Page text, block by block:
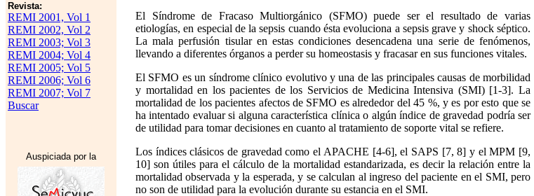
Revista:
REMI 2001, Vol 1
REMI 2002, Vol 2
REMI 2003; Vol 3
REMI 2004; Vol 4
REMI 2005; Vol 5
REMI 2006; Vol 6
REMI 2007; Vol 7
Buscar
Auspiciada por la
El Síndrome de Fracaso Multiorgánico (SFMO) puede ser el resultado de varias
etiologías, en especial de la sepsis cuando ésta evoluciona a sepsis grave y shock séptico.
La mala perfusión tisular en estas condiciones desencadena una serie de fenómenos,
llevando a diferentes órganos a perder su homeostasis y fracasar en sus funciones vitales.
El SFMO es un síndrome clínico evolutivo y una de las principales causas de morbilidad
y mortalidad en los pacientes de los Servicios de Medicina Intensiva (SMI) [1-3]. La
mortalidad de los pacientes afectos de SFMO es alrededor del 45 %, y es por esto que se
ha intentado evaluar si alguna característica clínica o algún índice de gravedad podría ser
de utilidad para tomar decisiones en cuanto al tratamiento de soporte vital se refiere.
Los índices clásicos de gravedad como el APACHE [4-6], el SAPS [7, 8] y el MPM [9,
10] son útiles para el cálculo de la mortalidad estandarizada, es decir la relación entre la
mortalidad observada y la esperada, y se calculan al ingreso del paciente en el SMI, pero
no son de utilidad para la evolución durante su estancia en el SMI.